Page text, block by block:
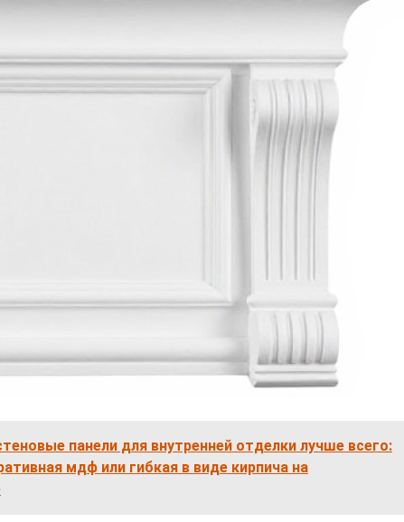
панели для внутренней отделки лучше всего:
мдф или гибкая в виде кирпича на